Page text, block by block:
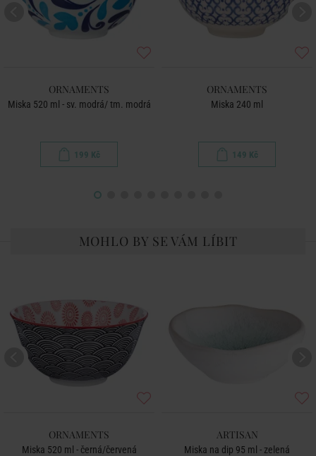
ORNAMENTS
Miska 520 ml - sv. modrá/ tm. modrá
199 Kč
ORNAMENTS
Miska 240 ml
149 Kč
MOHLO BY SE VÁM LÍBIT
ORNAMENTS
Miska 520 ml - černá/červená
ARTISAN
Miska na dip 95 ml - zelená